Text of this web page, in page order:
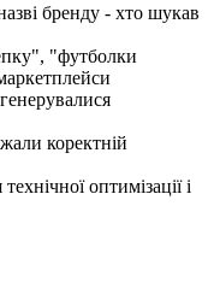
бренду - хто шукав
"футболки
коректній
оптимізації і